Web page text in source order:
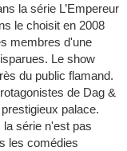
la série L’Empereur
le choisit en 2008
membres d'une
Le show
du public flamand.
de Dag &
palace.
série n'est pas
les comédies